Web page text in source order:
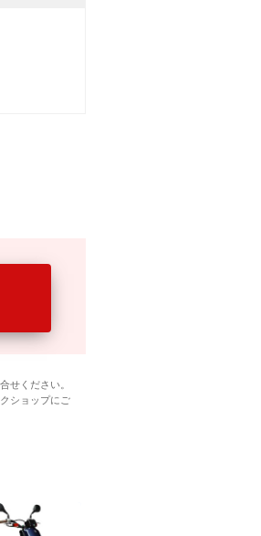
せください。
ショップにご